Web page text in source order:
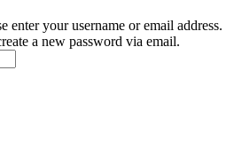
enter your username or email address.
a new password via email.